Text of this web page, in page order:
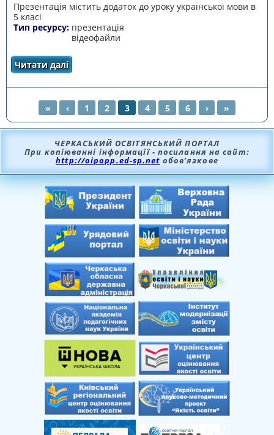
Презентація містить додаток до уроку української мови в
5 класі
Тип ресурсу: презентація
відеофайли
Читати даліпро Пряма мова
СТОРІНКИ
« ‹ 1 2 3 4 5 6 › »
ЧЕРКАСЬКИЙ ОСВІТЯНСЬКИЙ ПОРТАЛ
При копіюванні інформації - посилання на сайт:
http://oipopp.ed-sp.net обов’язкове